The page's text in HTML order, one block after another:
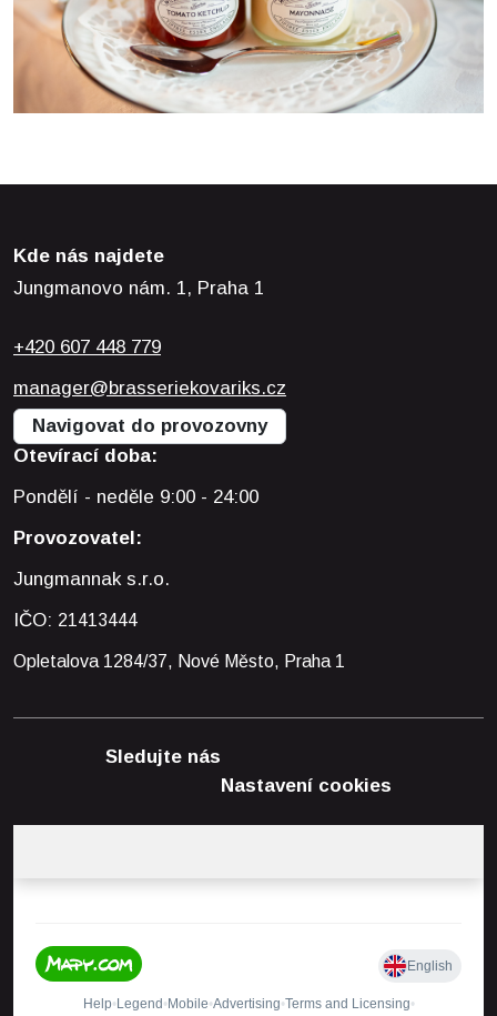
Kde nás najdete
Jungmanovo nám. 1, Praha 1
+420 607 448 779
manager@brasseriekovariks.cz
Navigovat do provozovny
Otevírací doba:
Pondělí - neděle 9:00 - 24:00
Provozovatel:
Jungmannak s.r.o.
IČO: 21413444
Opletalova 1284/37, Nové Město, Praha 1
Sledujte nás
Nastavení cookies